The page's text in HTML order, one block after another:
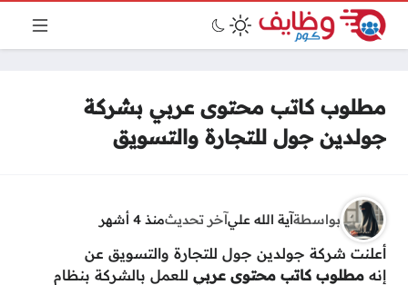
مطلوب كاتب محتوى عربي بشركة
جولدين جول للتجارة والتسويق
بواسطةآية الله عليآخر تحديثمنذ 4 أشهر
أعلنت شركة جولدين جول للتجارة والتسويق عن
إنه مطلوب كاتب محتوى عربي للعمل بالشركة بنظام